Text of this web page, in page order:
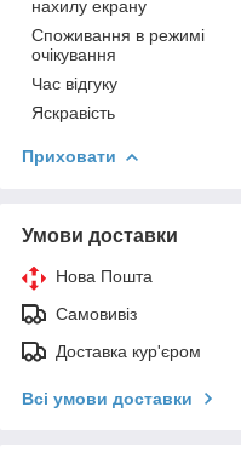
нахилу екрану
Споживання в режимі
очікування
Час відгуку
Яскравість
Приховати
Умови доставки
Нова Пошта
Самовивіз
Доставка кур'єром
Всі умови доставки